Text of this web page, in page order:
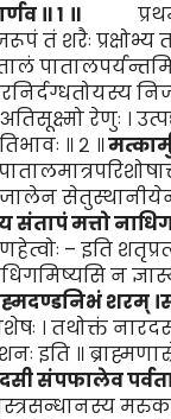
॥१ ॥ प्रथमं
तं शरैः
रेणुः ।
॥ २ ॥
संतापंमत्तो नाधि
– इति
न
भंशरम् ।
। तथोक्तं
इति ॥
संपफालेव